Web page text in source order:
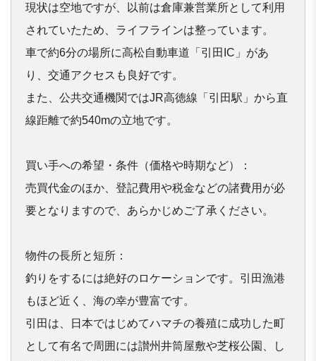
現状は空地ですが、以前は倉庫兼営業所として利用
されていたため、ライフラインは整っています。
車で約6分の場所に高松自動車道「引田IC」があ
り、交通アクセスも良好です。
また、公共交通機関ではJR高徳線「引田駅」から直
線距離で約540mの立地です。
買い⼿への希望・条件（価格や時期など）：
売買代金のほか、登記費用や税金などの諸費用が必
要となりますので、あらかじめご了承ください。
物件の長所と短所：
釣りをするには絶好のロケーションです。引田漁港
もほど近く、海の幸が豊富です。
引田は、日本ではじめてハマチの養殖に成功した町
として有名で周囲には讃州井筒屋敷や芝桜公園、し